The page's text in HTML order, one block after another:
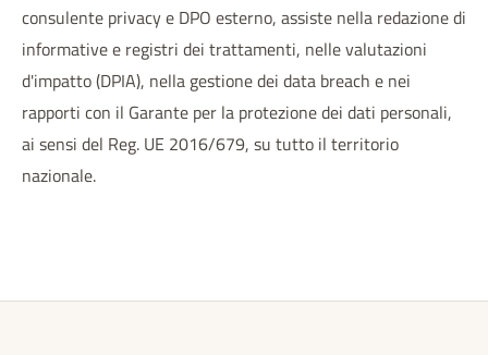
consulente privacy e DPO esterno, assiste nella redazione di
informative e registri dei trattamenti, nelle valutazioni
d'impatto (DPIA), nella gestione dei data breach e nei
rapporti con il Garante per la protezione dei dati personali,
ai sensi del Reg. UE 2016/679, su tutto il territorio
nazionale.